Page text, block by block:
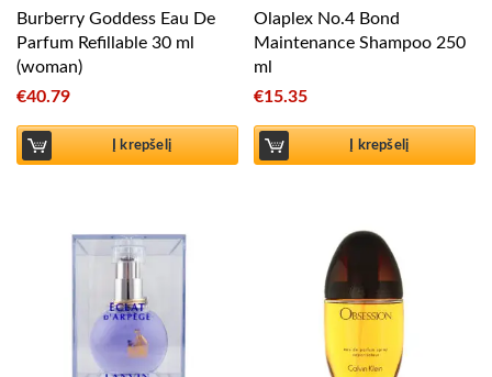
Burberry Goddess Eau De
Parfum Refillable 30 ml
(woman)
€40.79
Į krepšelį
Olaplex No.4 Bond
Maintenance Shampoo 250
ml
€15.35
Į krepšelį